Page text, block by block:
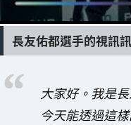
長友佑都選手的視訊
大家好。我是
今天能透過這